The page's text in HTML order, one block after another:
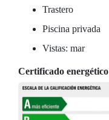
Trastero
Piscina privada
Vistas: mar
Certificado energético